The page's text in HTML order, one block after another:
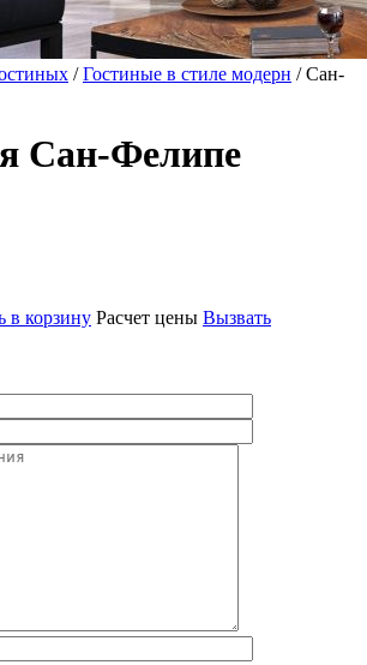
/Гостиные в стиле модерн / Сан-
Сан-Фелипе
в корзину Расчет цены Вызвать